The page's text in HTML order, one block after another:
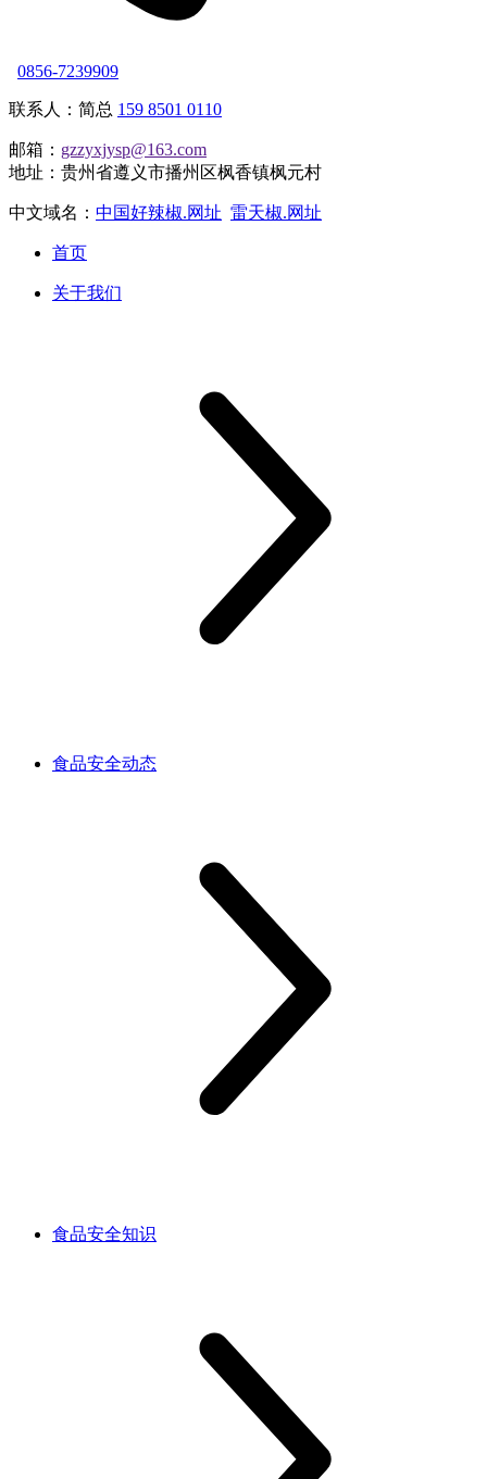
0856-7239909
联系人：简总 159 8501 0110
邮箱： gzzyxjysp@163.com
地址：贵州省遵义市播州区枫香镇枫元村
中文域名： 中国好辣椒.网址 雷天椒.网址
首页
关于我们
食品安全动态
食品安全知识